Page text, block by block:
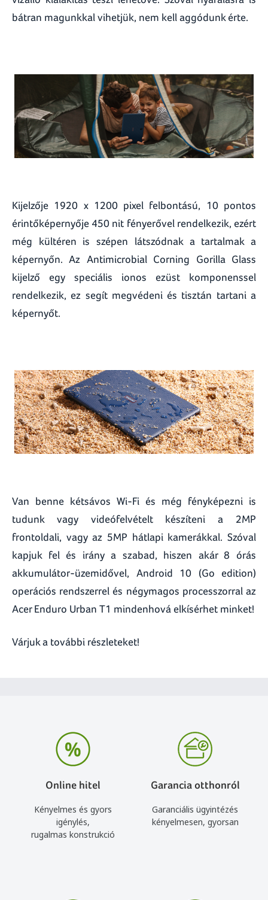
bátran magunkkal vihetjük, nem kell aggódunk érte.
Kijelzője 1920 x 1200 pixel felbontású, 10 pontos
érintőképernyője 450 nit fényerővel rendelkezik, ezért
még kültéren is szépen látszódnak a tartalmak a
képernyőn. Az Antimicrobial Corning Gorilla Glass
kijelző egy speciális ionos ezüst komponenssel
rendelkezik, ez segít megvédeni és tisztán tartani a
képernyőt.
Van benne kétsávos Wi-Fi és még fényképezni is
tudunk vagy videófelvételt készíteni a 2MP
frontoldali, vagy az 5MP hátlapi kamerákkal. Szóval
kapjuk fel és irány a szabad, hiszen akár 8 órás
akkumulátor-üzemidővel, Android 10 (Go edition)
operációs rendszerrel és négymagos processzorral az
Acer Enduro Urban T1 mindenhová elkísérhet minket!
Várjuk a további részleteket!
Online hitel
Kényelmes és gyors
igénylés,
rugalmas konstrukció
Garancia otthonról
Garanciális ügyintézés
kényelmesen, gyorsan